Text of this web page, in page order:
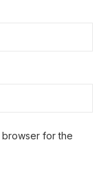
browser for the